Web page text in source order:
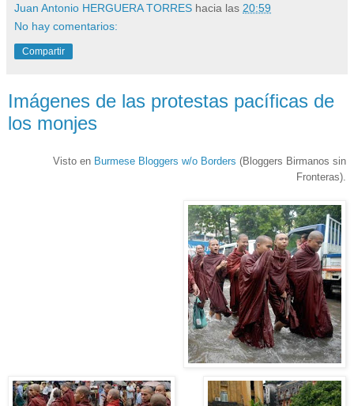
Juan Antonio HERGUERA TORRES hacia las 20:59
No hay comentarios:
Compartir
Imágenes de las protestas pacíficas de
los monjes
Visto en Burmese Bloggers w/o Borders (Bloggers Birmanos sin
Fronteras).